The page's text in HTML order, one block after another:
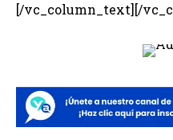
[/vc_column_text][/